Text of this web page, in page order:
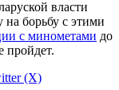
власти
на борьбу с этими
с минометами до
пройдет.
(X)